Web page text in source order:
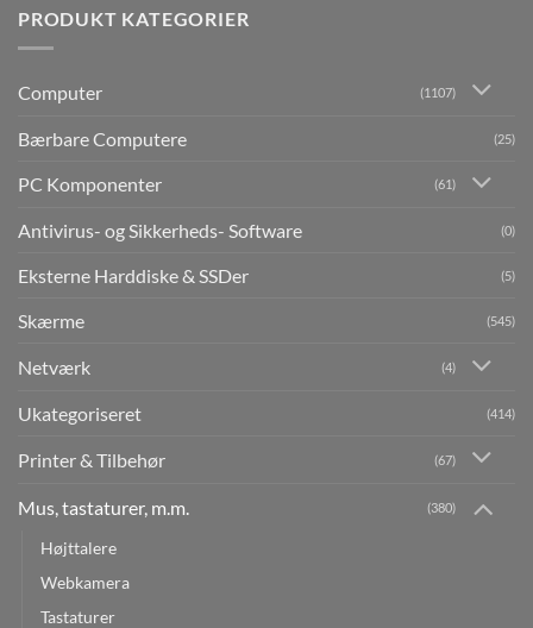
PRODUKT KATEGORIER
Computer (1107)
Bærbare Computere (25)
PC Komponenter (61)
Antivirus- og Sikkerheds- Software (0)
Eksterne Harddiske & SSDer (5)
Skærme (545)
Netværk (4)
Ukategoriseret (414)
Printer & Tilbehør (67)
Mus, tastaturer, m.m. (380)
Højttalere
Webkamera
Tastaturer